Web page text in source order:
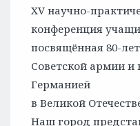
XV научно-
конференция
посвящённая 80-
Советской армии
Германией
в Великой
Наш город